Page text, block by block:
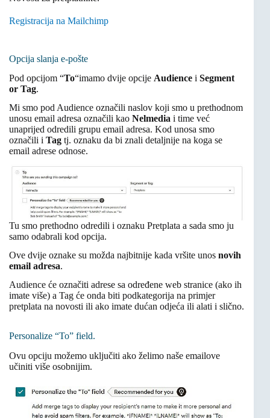
Registracija na Mailchimp
Opcija slanja e-pošte
Pod opcijom “To“imamo dvije opcije Audience i Segment
or Tag.
Mi smo pod Audience označili naslov koji smo u prethodnom
unosu email adresa označili kao Nelmedia i time već
unaprijed odredili grupu email adresa. Kod unosa smo
označili i Tag tj. oznaku da bi znali detaljnije na koga se
email adrese odnose.
Tu smo prethodno odredili i oznaku Pretplata a sada smo ju
samo odabrali kod opcija.
Ove dvije oznake su možda najbitnije kada vršite unos novih
email adresa.
Audience će označiti adrese sa određene web stranice (ako ih
imate više) a Tag će onda biti podkategorija na primjer
pretplata na novosti ili ako imate dućan odjeća ili alati i slično.
Personalize “To” field.
Ovu opciju možemo uključiti ako želimo naše emailove
učiniti više osobnijim.